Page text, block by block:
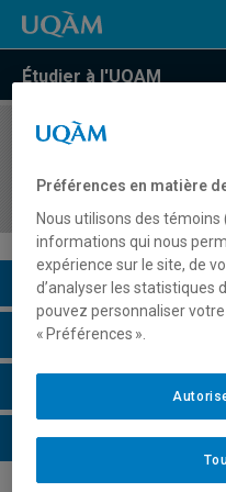
Étudier à l'UQAM
COURS//
l'Amérique du nord à
Description du cours
Horaire - Été 2026
Horaire - Automne 2026
Horaire - Hiver 2027
Préférences en matière
Nous utilisons des
informations qui nous
expérience sur le site, de
d’analyser les statistiques
pouvez personnaliser
« Préférences ».